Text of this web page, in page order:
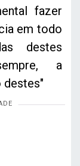
fazer
em todo
destes
a
destes"